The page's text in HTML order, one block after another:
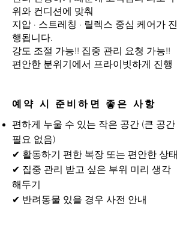
위와 컨디션에 맞춰
지압 · 스트레칭 · 릴렉스 중심 케어가 진
행됩니다.
강도 조절 가능!! 집중 관리 요청 가능!!
편안한 분위기에서 프라이빗하게 진행
예약 시 준비하면 좋은 사항
편하게 누울 수 있는 작은 공간 (큰 공간
필요 없음)
✔ 활동하기 편한 복장 또는 편안한 상태
✔ 집중 관리 받고 싶은 부위 미리 생각
해두기
✔ 반려동물 있을 경우 사전 안내